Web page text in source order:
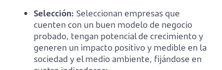
Selección: Seleccionan empresas que
cuenten con un buen modelo de negocio
probado, tengan potencial de crecimiento y
generen un impacto positivo y medible en la
sociedad y el medio ambiente, fijándose en